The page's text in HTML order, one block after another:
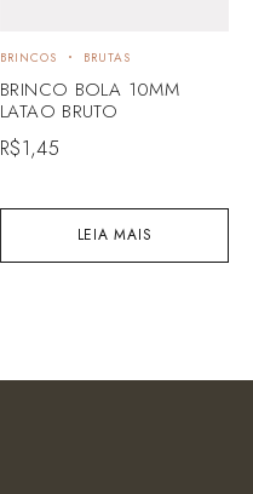
LEIA MAIS
BRINCOS BRUTAS
BRINCO BOLA 10MM
LATAO BRUTO
R$1,45